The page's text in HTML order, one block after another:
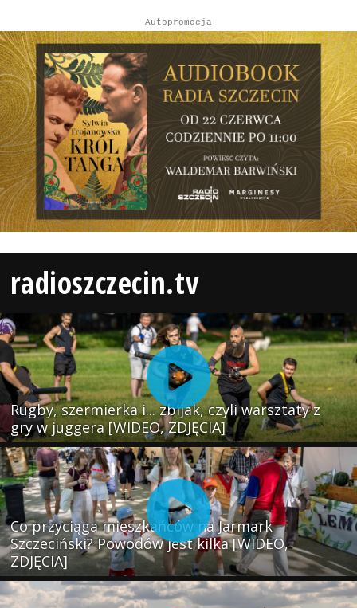
Autopromocja
radioszczecin.tv
Rugby, szermierka i... zbijak, czyli warsztaty z
gry w juggera [WIDEO, ZDJĘCIA]
Co przyciąga mieszkańców na Jarmark
Szczeciński? Powodów jest kilka [WIDEO,
ZDJĘCIA]